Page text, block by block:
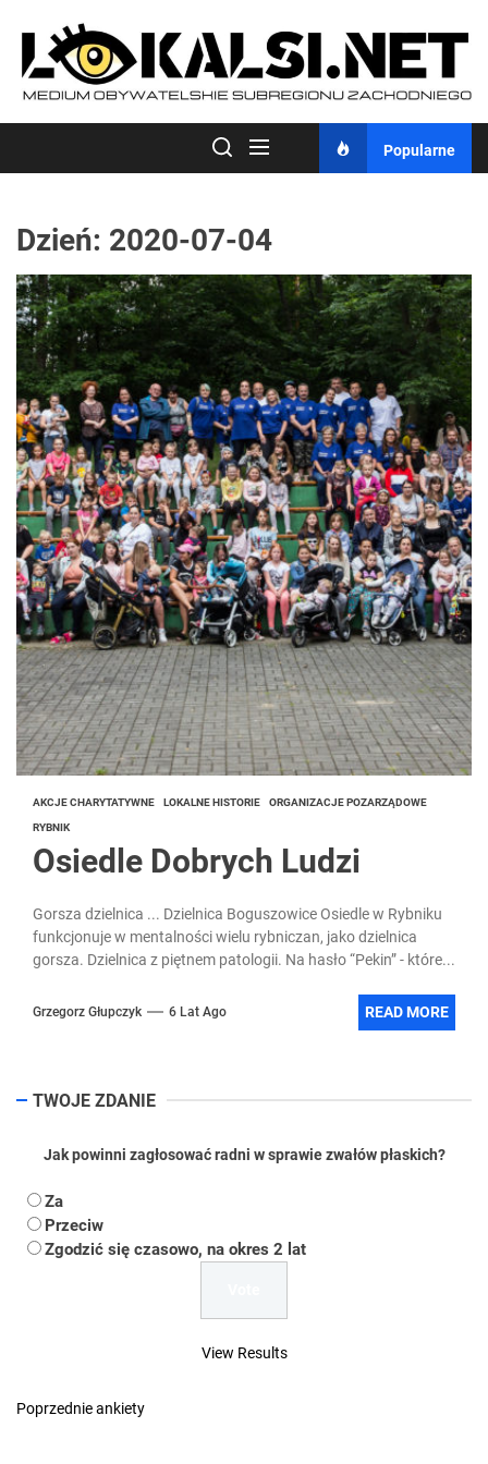
content
Popularne
Dzień: 2020-07-04
AKCJE CHARYTATYWNE LOKALNE HISTORIE ORGANIZACJE POZARZĄDOWE
RYBNIK
Osiedle Dobrych Ludzi
Gorsza dzielnica ... Dzielnica Boguszowice Osiedle w Rybniku
funkcjonuje w mentalności wielu rybniczan, jako dzielnica
gorsza. Dzielnica z piętnem patologii. Na hasło “Pekin” - które...
Grzegorz Głupczyk 6 Lat Ago READ MORE
TWOJE ZDANIE
Jak powinni zagłosować radni w sprawie zwałów płaskich?
Za
Przeciw
Zgodzić się czasowo, na okres 2 lat
View Results
Poprzednie ankiety